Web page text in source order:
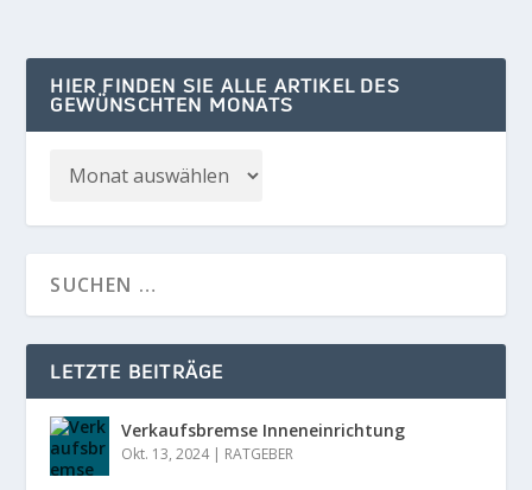
HIER FINDEN SIE ALLE ARTIKEL DES
GEWÜNSCHTEN MONATS
LETZTE BEITRÄGE
Verkaufsbremse Inneneinrichtung
Okt. 13, 2024| RATGEBER